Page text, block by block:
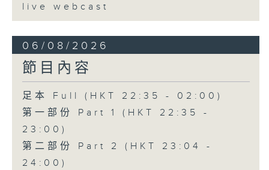
live webcast
06/08/2026
節目內容
足本 Full (HKT 22:35 - 02:00)
第一部份 Part 1 (HKT 22:35 -
23:00)
第二部份 Part 2 (HKT 23:04 -
24:00)